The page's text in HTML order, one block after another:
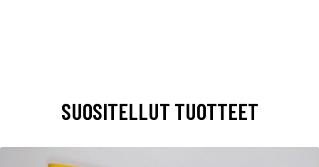
SUOSITELLUT TUOTTEET